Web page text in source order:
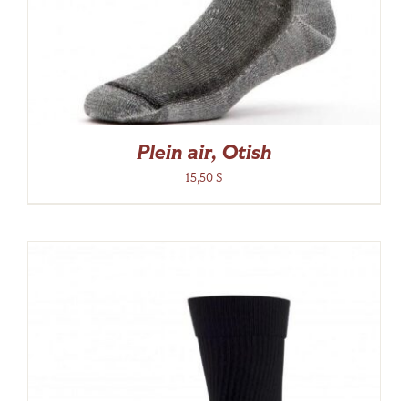
Plein air, Otish
15,50$